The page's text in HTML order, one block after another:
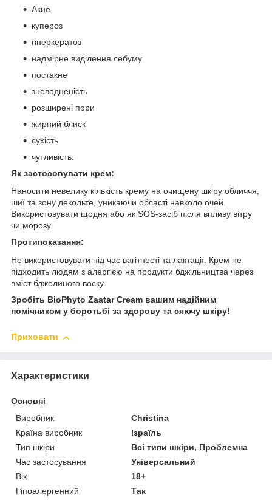
Акне
купероз
гіперкератоз
надмірне виділення себуму
постакне
зневодненість
розширені пори
жирний блиск
сухість
чутливість.
Як застосовувати крем:
Наносити невелику кількість крему на очищену шкіру обличчя,
шиї та зону декольте, уникаючи області навколо очей.
Використовувати щодня або як SOS-засіб після впливу вітру
чи морозу.
Протипоказання:
Не використовувати під час вагітності та лактації. Крем не
підходить людям з алергією на продукти бджільництва через
вміст бджолиного воску.
Зробіть BioPhyto Zaatar Cream вашим надійним
помічником у боротьбі за здорову та сяючу шкіру!
Приховати
Характеристики
Основні
Виробник
Christina
Країна виробник
Ізраїль
Тип шкіри
Всі типи шкіри, Проблемна
Час застосування
Універсальний
Вік
18+
Гіпоалергенний
Так